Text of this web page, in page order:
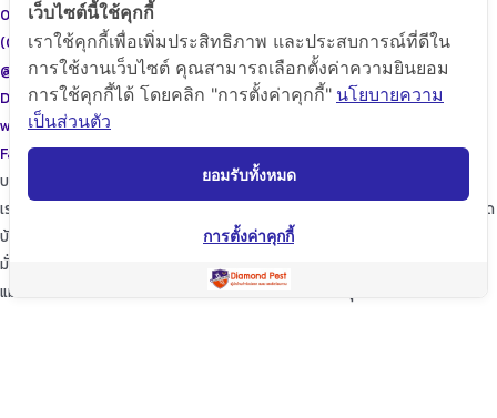
086-471-9999
(02)455-9999
@diamondpest
Diamond Pest Control
www.diamondpest.com
FacebookLineEnvelope
บริการของเรา
เราจะพัฒนาการบริการให้กับลูกค้าดียิ่งขึ้นในทุกๆด้าน ให้เราดูแลใส่ใจทุกรายละเอียด
บ้านของท่านก็เปรียบเสมือนบ้านของเรา
มั่นใจในเรามั่นใจใน “ไดมอนด์แพลนเนท” บริการเป็นเลิศ ผู้นำด้านการกำจัดปลวก
แมลง และสัตว์รบกวนต่างๆ ปลอดภัยต่อบ้านและครอบครัวคุณอย่างแน่นอน
เว็บไซต์นี้ใช้คุกกี้
เราใช้คุกกี้เพื่อเพิ่มประสิทธิภาพ และประสบการณ์ที่ดีใน
การใช้งานเว็บไซต์ คุณสามารถเลือกตั้งค่าความยินยอม
การใช้คุกกี้ได้ โดยคลิก "การตั้งค่าคุกกี้" นโยบายความ
เป็นส่วนตัว
ยอมรับทั้งหมด
การตั้งค่าคุกกี้